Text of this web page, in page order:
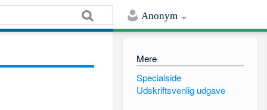
Anonym
Mere
Specialside
Udskriftsvenlig udgave